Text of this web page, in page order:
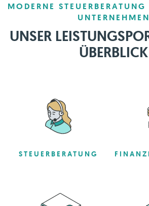
MODERNE
UNTERNEHMEN
UNSER
ÜBERBLICK
STEUERBERATUNG